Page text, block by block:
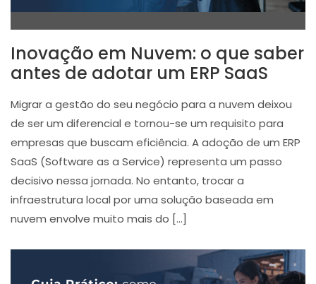
Inovação em Nuvem: o que saber
antes de adotar um ERP SaaS
Migrar a gestão do seu negócio para a nuvem deixou
de ser um diferencial e tornou-se um requisito para
empresas que buscam eficiência. A adoção de um ERP
SaaS (Software as a Service) representa um passo
decisivo nessa jornada. No entanto, trocar a
infraestrutura local por uma solução baseada em
nuvem envolve muito mais do […]